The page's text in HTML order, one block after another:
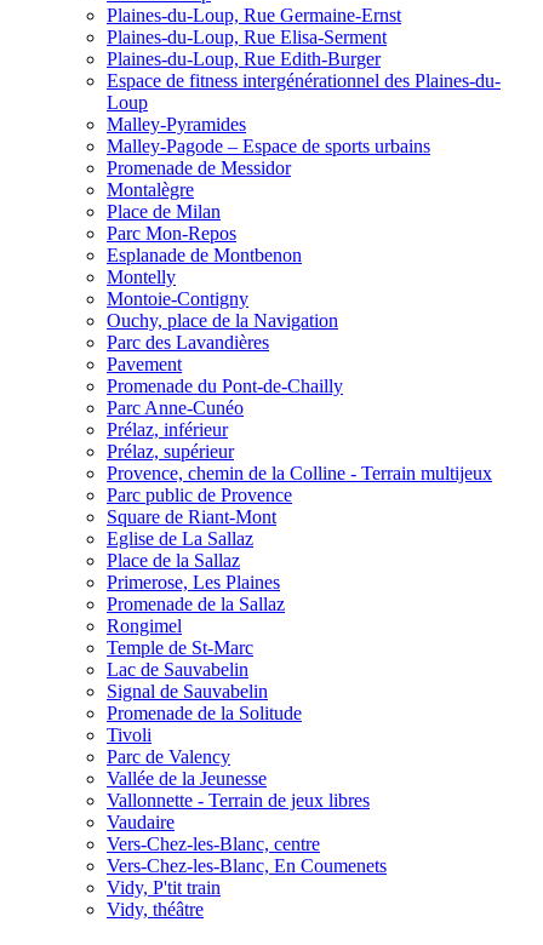
Plaines-du-Loup, Rue Germaine-Ernst
Plaines-du-Loup, Rue Elisa-Serment
Plaines-du-Loup, Rue Edith-Burger
Espace de fitness intergénérationnel des Plaines-du-
Loup
Malley-Pyramides
Malley-Pagode – Espace de sports urbains
Promenade de Messidor
Montalègre
Place de Milan
Parc Mon-Repos
Esplanade de Montbenon
Montelly
Montoie-Contigny
Ouchy, place de la Navigation
Parc des Lavandières
Pavement
Promenade du Pont-de-Chailly
Parc Anne-Cunéo
Prélaz, inférieur
Prélaz, supérieur
Provence, chemin de la Colline - Terrain multijeux
Parc public de Provence
Square de Riant-Mont
Eglise de La Sallaz
Place de la Sallaz
Primerose, Les Plaines
Promenade de la Sallaz
Rongimel
Temple de St-Marc
Lac de Sauvabelin
Signal de Sauvabelin
Promenade de la Solitude
Tivoli
Parc de Valency
Vallée de la Jeunesse
Vallonnette - Terrain de jeux libres
Vaudaire
Vers-Chez-les-Blanc, centre
Vers-Chez-les-Blanc, En Coumenets
Vidy, P'tit train
Vidy, théâtre